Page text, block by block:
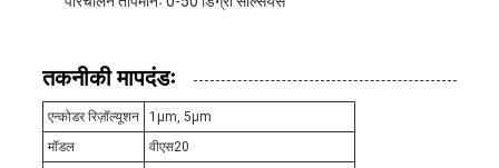
तकनीकी मापदंडः
एन्कोडर रिज़ॉल्यूशन
1μm, 5μm
मॉडल
वीएस20